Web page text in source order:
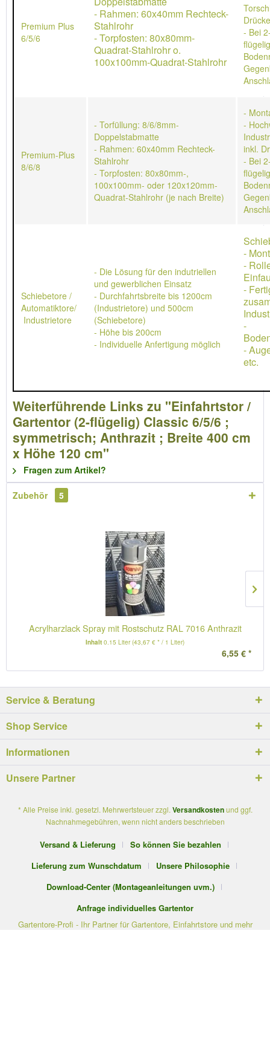
Premium Plus
6/5/6
- Rahmen: 60x40mm Rechteck-
Stahlrohr
- Torpfosten: 80x80mm-
Quadrat-Stahlrohr o.
100x100mm-Quadrat-Stahlrohr
- Bei
Premium-Plus
8/6/8
- Torfüllung: 8/6/8mm-
Doppelstabmatte
- Rahmen: 60x40mm Rechteck-
Stahlrohr
- Torpfosten: 80x80mm-,
100x100mm- oder 120x120mm-
Quadrat-Stahlrohr (je nach Breite)
-
-
inkl.
- Bei
Schiebetore /
Automatiktore/
Industrietore
- Die Lösung für den indutriellen
und gewerblichen Einsatz
- Durchfahrtsbreite bis 1200cm
(Industrietore) und 500cm
(Schiebetore)
- Höhe bis 200cm
- Individuelle Anfertigung möglich
-
-
-
-
-
etc.
Weiterführende Links zu "Einfahrtstor /
Gartentor (2-flügelig) Classic 6/5/6 ;
symmetrisch; Anthrazit ; Breite 400 cm
x Höhe 120 cm"
Fragen zum Artikel?
Zubehör 5
Acrylharzlack Spray mit Rostschutz RAL 7016 Anthrazit
Inhalt 0.15 Liter(43,67 € * / 1 Liter)
6,55 € *
Service & Beratung
Shop Service
Informationen
Unsere Partner
* Alle Preise inkl. gesetzl. Mehrwertsteuer zzgl. Versandkostenund ggf.
Nachnahmegebühren, wenn nicht anders beschrieben
Versand & Lieferung
So können Sie bezahlen
Lieferung zum Wunschdatum
Unsere Philosophie
Download-Center (Montageanleitungen uvm.)
Anfrage individuelles Gartentor
Gartentore-Profi - Ihr Partner für Gartentore, Einfahrtstore und mehr